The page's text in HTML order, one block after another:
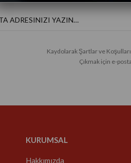
Kaydolarak Şartlar ve
Çıkmak için e-
KURUMSAL
Hakkımızda